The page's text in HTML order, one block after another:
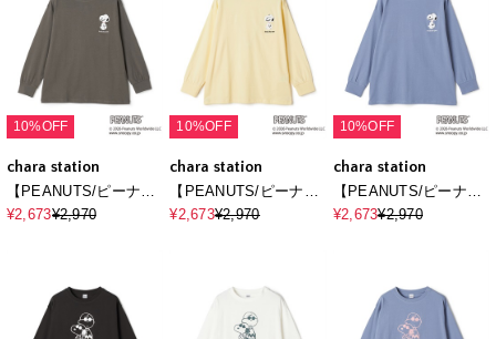
10%OFF
chara station
【PEANUTS/ピーナッ
ツ】スヌーピ
¥2,673¥2,970
10%OFF
chara station
【PEANUTS/ピーナッ
ツ】スヌーピ
¥2,673¥2,970
10%OFF
chara station
【PEANUTS/ピーナッ
ツ】スヌーピ
¥2,673¥2,970